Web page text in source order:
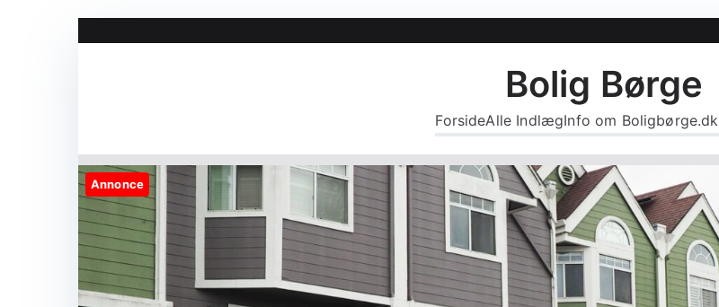
Bolig Børge
ForsideAlle IndlægInfo om Boligbørge.dk
Annonce